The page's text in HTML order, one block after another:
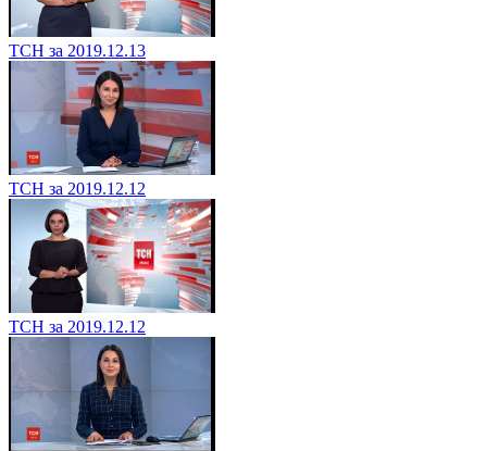
ТСН за 2019.12.13
ТСН за 2019.12.12
ТСН за 2019.12.12